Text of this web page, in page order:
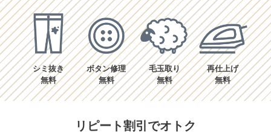
シミ抜き
無料
ボタン修理
無料
毛玉取り
無料
再仕上げ
無料
リピート割引でオトク